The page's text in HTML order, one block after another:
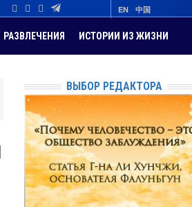
EN 中国
РАЗВЛЕЧЕНИЯ ИСТОРИИ ИЗ ЖИЗНИ
ВЫБОР РЕДАКТОРА